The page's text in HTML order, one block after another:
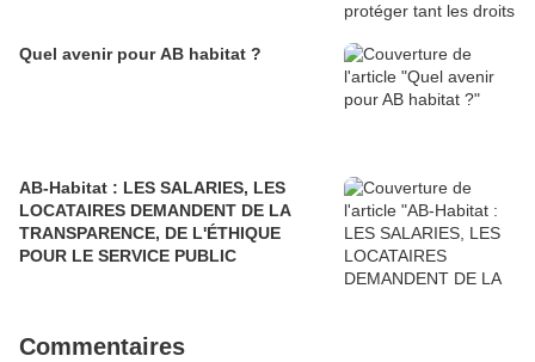
Quel avenir pour AB habitat ?
AB-Habitat : LES SALARIES, LES
LOCATAIRES DEMANDENT DE LA
TRANSPARENCE, DE L'ÉTHIQUE
POUR LE SERVICE PUBLIC
Commentaires